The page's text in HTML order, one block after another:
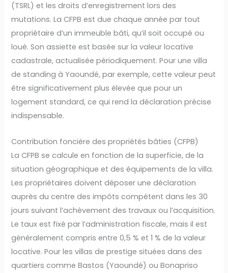
(TSRL) et les droits d’enregistrement lors des
mutations. La CFPB est due chaque année par tout
propriétaire d’un immeuble bâti, qu’il soit occupé ou
loué. Son assiette est basée sur la valeur locative
cadastrale, actualisée périodiquement. Pour une villa
de standing à Yaoundé, par exemple, cette valeur peut
être significativement plus élevée que pour un
logement standard, ce qui rend la déclaration précise
indispensable.
Contribution foncière des propriétés bâties (CFPB)
La CFPB se calcule en fonction de la superficie, de la
situation géographique et des équipements de la villa.
Les propriétaires doivent déposer une déclaration
auprès du centre des impôts compétent dans les 30
jours suivant l’achèvement des travaux ou l’acquisition.
Le taux est fixé par l’administration fiscale, mais il est
généralement compris entre 0,5 % et 1 % de la valeur
locative. Pour les villas de prestige situées dans des
quartiers comme Bastos (Yaoundé) ou Bonapriso